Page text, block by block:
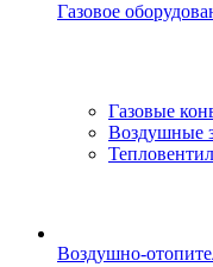
Газовое
Газовые
Воздушные
Воздушно-